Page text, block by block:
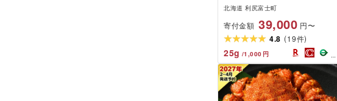
アム (1kg以上) 選べる1尾〜
道ふるさと納税 利尻富士町
ふるさと納税 北海道 海鮮
北海道 カニ 蟹 毛ガニ 毛蟹
蟹みそ 濃厚 蟹棒
北海道 利尻富士町
寄付金額 39,000 円〜
4.8 (19件)
25g /1,000 円